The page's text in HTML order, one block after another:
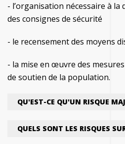
- l’organisation nécessaire à la
des consignes de sécurité
- le recensement des moyens
- la mise en œuvre des
de soutien de la population.
QU'EST-CE QU'UN RISQUE
Le risque est défini par
QUELS SONT LES RISQUES